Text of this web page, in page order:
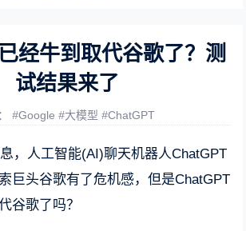
经牛到取代谷歌了？测
试结果来了
#Google #大模型 #ChatGPT
，人工智能(AI)聊天机器人ChatGPT
巨头谷歌有了危机感，但是ChatGPT
谷歌了吗？